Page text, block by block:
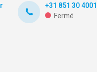
+31 851 30 4001
Fermé